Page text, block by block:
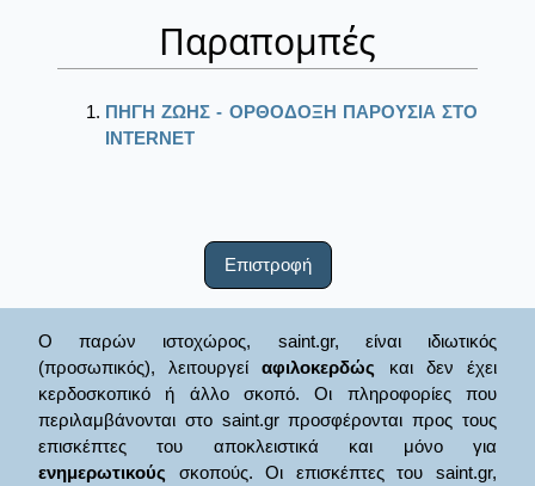
Παραπομπές
ΠΗΓΗ ΖΩΗΣ - ΟΡΘΟΔΟΞΗ ΠΑΡΟΥΣΙΑ ΣΤΟ
ΙΝΤΕRΝΕΤ
Επιστροφή
Ο παρών ιστοχώρος, saint.gr, είναι ιδιωτικός
(προσωπικός), λειτουργείαφιλοκερδώς και δεν έχει
κερδοσκοπικό ή άλλο σκοπό. Οι πληροφορίες που
περιλαμβάνονται στο saint.gr προσφέρονται προς τους
επισκέπτες του αποκλειστικά και μόνο για
ενημερωτικούς σκοπούς. Οι επισκέπτες του saint.gr,